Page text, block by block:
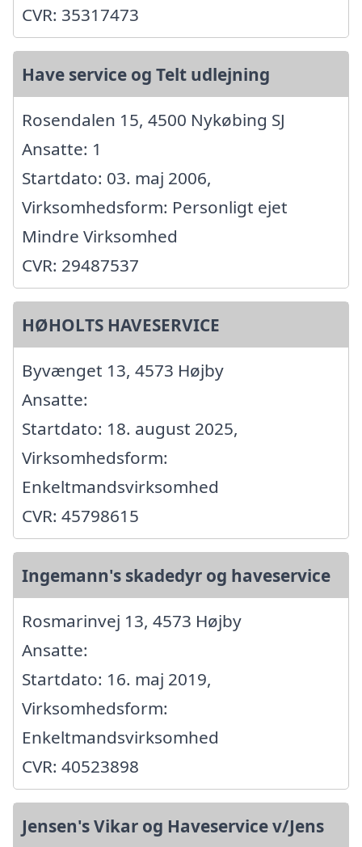
CVR: 35317473
Have service og Telt udlejning
Rosendalen 15, 4500 Nykøbing SJ
Ansatte: 1
Startdato: 03. maj 2006,
Virksomhedsform: Personligt ejet
Mindre Virksomhed
CVR: 29487537
HØHOLTS HAVESERVICE
Byvænget 13, 4573 Højby
Ansatte:
Startdato: 18. august 2025,
Virksomhedsform:
Enkeltmandsvirksomhed
CVR: 45798615
Ingemann's skadedyr og haveservice
Rosmarinvej 13, 4573 Højby
Ansatte:
Startdato: 16. maj 2019,
Virksomhedsform:
Enkeltmandsvirksomhed
CVR: 40523898
Jensen's Vikar og Haveservice v/Jens